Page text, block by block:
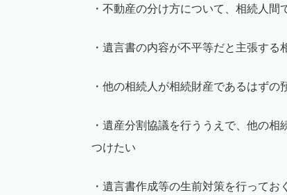
・不動産の分け方について、相続人間
・遺言書の内容が不平等だと主張する
・他の相続人が相続財産であるはずの
・遺産分割協議を行ううえで、他の
つけたい
・遺言書作成等の生前対策を行って